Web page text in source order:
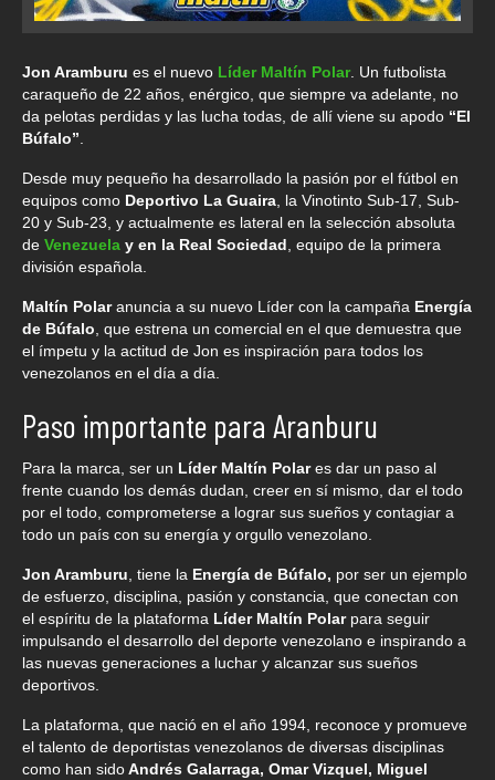
Jon Aramburu es el nuevo Líder Maltín Polar. Un futbolista
caraqueño de 22 años, enérgico, que siempre va adelante, no
da pelotas perdidas y las lucha todas, de allí viene su apodo “El
Búfalo”.
Desde muy pequeño ha desarrollado la pasión por el fútbol en
equipos como Deportivo La Guaira, la Vinotinto Sub-17, Sub-
20 y Sub-23, y actualmente es lateral en la selección absoluta
de Venezuela y en la Real Sociedad, equipo de la primera
división española.
Maltín Polaranuncia a su nuevo Líder con la campaña Energía
de Búfalo, que estrena un comercial en el que demuestra que
el ímpetu y la actitud de Jon es inspiración para todos los
venezolanos en el día a día.
Paso importante para Aranburu
Para la marca, ser un Líder Maltín Polares dar un paso al
frente cuando los demás dudan, creer en sí mismo, dar el todo
por el todo, comprometerse a lograr sus sueños y contagiar a
todo un país con su energía y orgullo venezolano.
Jon Aramburu, tiene la Energía de Búfalo, por ser un ejemplo
de esfuerzo, disciplina, pasión y constancia, que conectan con
el espíritu de la plataforma Líder Maltín Polar para seguir
impulsando el desarrollo del deporte venezolano e inspirando a
las nuevas generaciones a luchar y alcanzar sus sueños
deportivos.
La plataforma, que nació en el año 1994, reconoce y promueve
el talento de deportistas venezolanos de diversas disciplinas
como han sidoAndrés Galarraga, Omar Vizquel, Miguel